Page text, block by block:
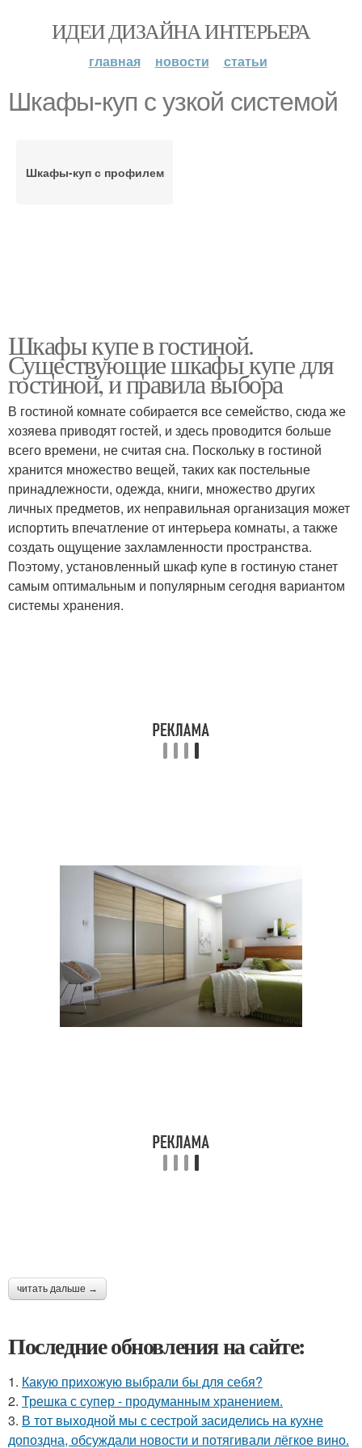
ИДЕИ ДИЗАЙНА ИНТЕРЬЕРА
главная новости статьи
Шкафы-куп с узкой системой
Шкафы-куп с профилем
Шкафы купе в гостиной.
Существующие шкафы купе для
гостиной, и правила выбора
В гостиной комнате собирается все семейство, сюда же
хозяева приводят гостей, и здесь проводится больше
всего времени, не считая сна. Поскольку в гостиной
хранится множество вещей, таких как постельные
принадлежности, одежда, книги, множество других
личных предметов, их неправильная организация может
испортить впечатление от интерьера комнаты, а также
создать ощущение захламленности пространства.
Поэтому, установленный шкаф купе в гостиную станет
самым оптимальным и популярным сегодня вариантом
системы хранения.
читать дальше →
Последние обновления на сайте:
1. Какую прихожую выбрали бы для себя?
2. Трешка с супер - продуманным хранением.
3. В тот выходной мы с сестрой засиделись на кухне
допоздна, обсуждали новости и потягивали лёгкое вино.